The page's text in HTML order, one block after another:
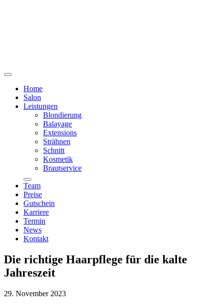
Home
Salon
Leistungen
Blondierung
Balayage
Extensions
Strähnen
Schnitt
Kosmetik
Brautservice
Team
Preise
Gutschein
Karriere
Termin
News
Kontakt
Die richtige Haarpflege für die kalte
Jahreszeit
29. November 2023